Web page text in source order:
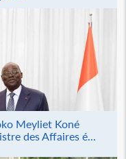
Meyliet Koné
des Affaires é...